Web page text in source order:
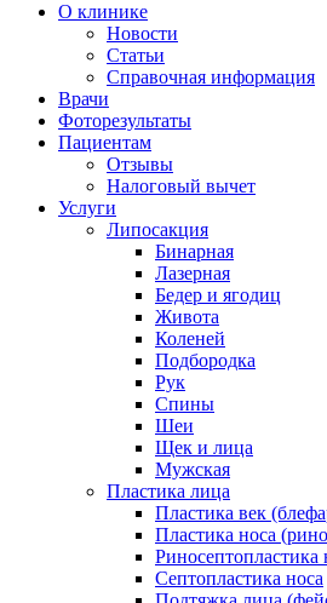
О клинике
Новости
Статьи
Справочная информация
Врачи
Фоторезультаты
Пациентам
Отзывы
Налоговый вычет
Услуги
Липосакция
Бинарная
Лазерная
Бедер и ягодиц
Живота
Коленей
Подбородка
Рук
Спины
Шеи
Щек и лица
Мужская
Пластика лица
Пластика век
Пластика носа
Риносептопластика
Септопластика носа